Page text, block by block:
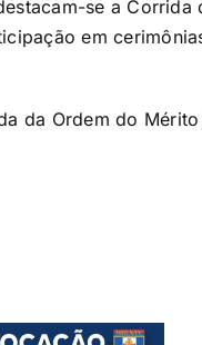
se a
em
da Ordem do